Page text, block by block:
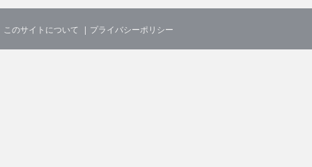
このサイトについて プライバシーポリシー